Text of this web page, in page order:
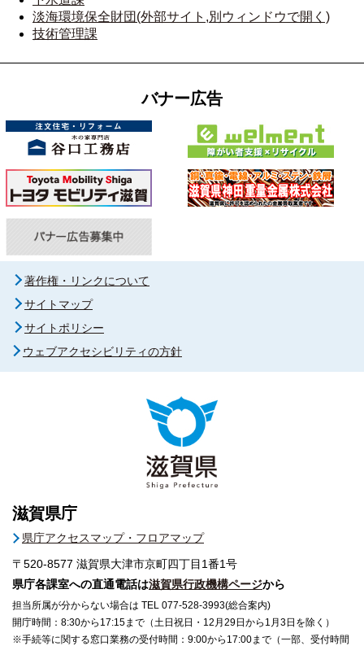
淡海環境保全財団(外部サイト,別ウィンドウで開く)
技術管理課
バナー広告
著作権・リンクについて
サイトマップ
サイトポリシー
ウェブアクセシビリティの方針
滋賀県庁
県庁アクセスマップ・フロアマップ
〒520-8577 滋賀県大津市京町四丁目1番1号
県庁各課室への直通電話は滋賀県行政機構ページから
担当所属が分からない場合は TEL 077-528-3993(総合案内)
開庁時間：8:30から17:15まで（土日祝日・12月29日から1月3日を除く）
※手続等に関する窓口業務の受付時間：9:00から17:00まで（一部、受付時間